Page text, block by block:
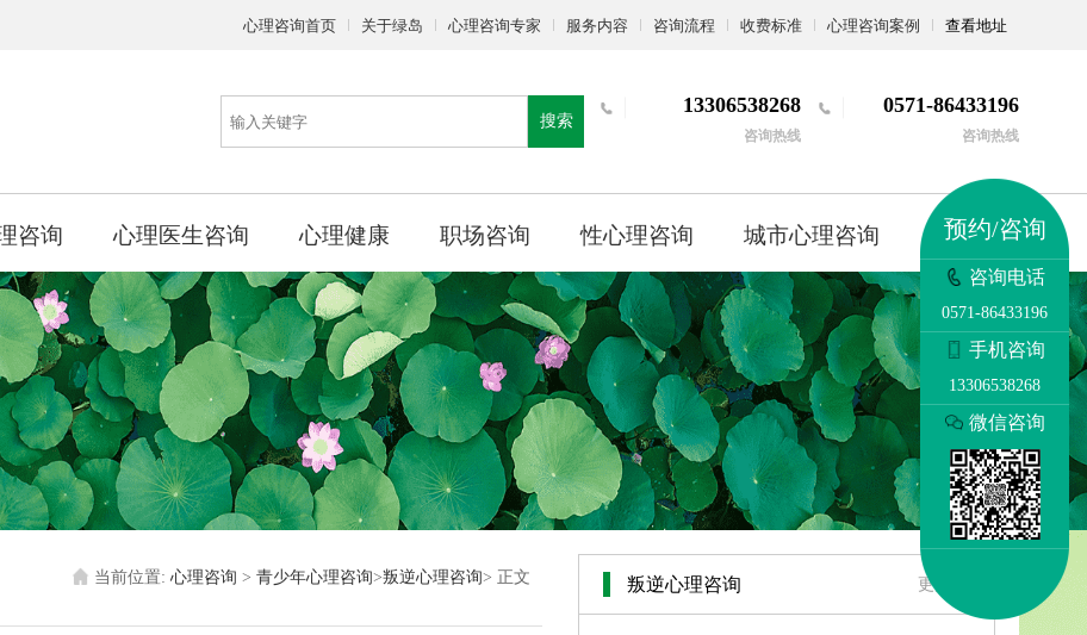
心理咨询首页 关于绿岛 心理咨询专家 服务内容 咨询流程 收费标准 心理咨询案例 查看地址
搜索
13306538268
咨询热线
0571-86433196
咨询热线
咨询 心理医生咨询 心理健康 职场咨询 性心理咨询 城市心理咨询 更多
当前位置: 心理咨询 > 青少年心理咨询>叛逆心理咨询> 正文 叛逆心理咨询 更多>>
预约/咨询
咨询电话
0571-86433196
手机咨询
13306538268
微信咨询